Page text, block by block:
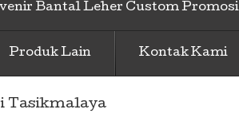
Bantal Leher Custom Promosi
Produk Lain Kontak Kami
Tasikmalaya